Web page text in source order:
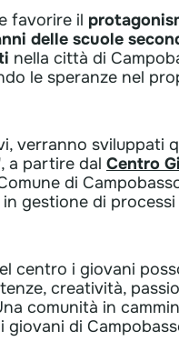
favorire il
delle scuole
nella città di
le speranze nel
verranno sviluppati
a partire dal Centro
di
gestione di
centro i giovani
creatività,
comunità in
di